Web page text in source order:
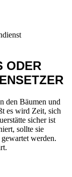
ODER
den Bäumen und
es wird Zeit, sich
sicher ist
sollte sie
werden.